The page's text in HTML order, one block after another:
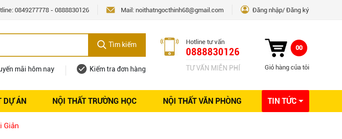
0849277778 - 0888830126 Mail: noithatngocthinh68@gmail.com Đăng nhập Đăng ký
Tìm kiếm
mãi hôm nay Kiểm tra đơn hàng
Hotline tư vấn
0888830126
TƯ VẤN MIỄN PHÍ
00
Giỏ hàng của tôi
DỰ ÁN NỘI THẤT TRƯỜNG HỌC NỘI THẤT VĂN PHÒNG TIN TỨC
Giản